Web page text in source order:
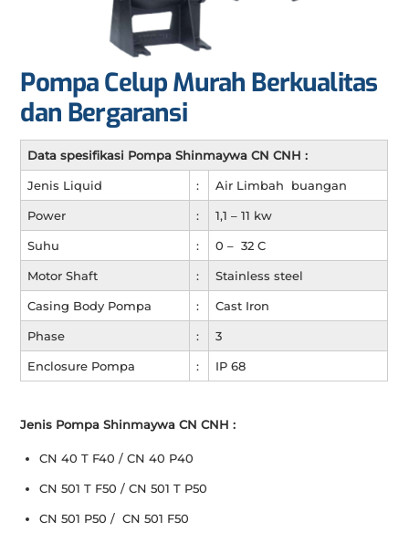
Pompa Celup Murah Berkualitas
dan Bergaransi
Data spesifikasi Pompa Shinmaywa CN CNH :
Jenis Liquid : Air Limbah buangan
Power : 1,1 – 11 kw
Suhu : 0 – 32 C
Motor Shaft : Stainless steel
Casing Body Pompa : Cast Iron
Phase : 3
Enclosure Pompa : IP 68
Jenis Pompa Shinmaywa CN CNH :
CN 40 T F40 / CN 40 P40
CN 501 T F50 / CN 501 T P50
CN 501 P50 / CN 501 F50